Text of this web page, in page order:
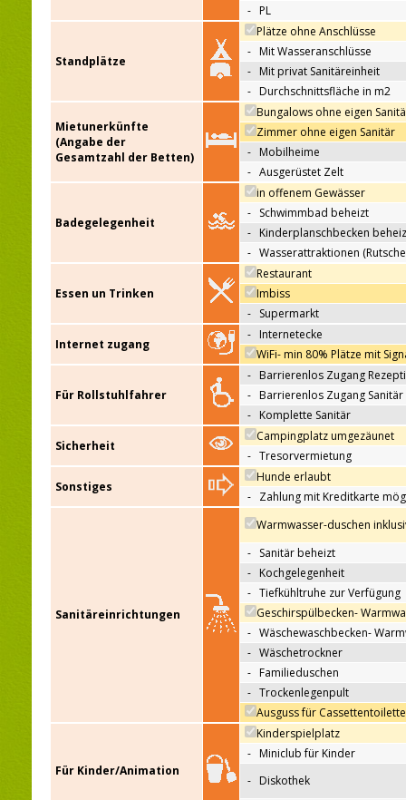
- PL
Standplätze
Plätze ohne Anschlüsse
- Mit Wasseranschlüsse
- Mit privat Sanitäreinheit
- Durchschnittsfläche in m2
Mietunerkünfte
(Angabe der
Gesamtzahl der Betten)
Bungalows ohne eigen
Zimmer ohne eigen Sanitär
- Mobilheime
- Ausgerüstet Zelt
Badegelegenheit
in offenem Gewässer
- Schwimmbad beheizt
- Kinderplanschbecken
- Wasserattraktionen
Essen un Trinken
Restaurant
Imbiss
- Supermarkt
Internet zugang
- Internetecke
WiFi- min 80% Plätze mit
Für Rollstuhlfahrer
- Barrierenlos Zugang
- Barrierenlos Zugang Sanitär
- Komplette Sanitär
Sicherheit
Campingplatz umgezäunet
- Tresorvermietung
Sonstiges
Hunde erlaubt
- Zahlung mit Kreditkarte
Sanitäreinrichtungen
Warmwasser-duschen
- Sanitär beheizt
- Kochgelegenheit
- Tiefkühltruhe zur Verfügung
Geschirspülbecken-
- Wäschewaschbecken-
- Wäschetrockner
- Familieduschen
- Trockenlegenpult
Ausguss für
Für Kinder/Animation
Kinderspielplatz
- Miniclub für Kinder
- Diskothek